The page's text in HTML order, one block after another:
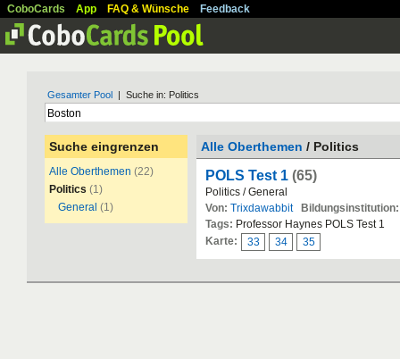
CoboCards App FAQ & Wünsche Feedback
Gesamter Pool | Suche in: Politics
Suche eingrenzen
Alle Oberthemen (22)
Politics (1)
General (1)
Alle Oberthemen / Politics
POLS Test 1 (65)
Politics / General
Von: Trixdawabbit Bildungsinstitution:
Tags: Professor Haynes POLS Test 1
Karte:
33 34 35